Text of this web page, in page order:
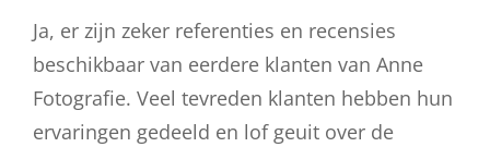
Ja, er zijn zeker referenties en recensies
beschikbaar van eerdere klanten van Anne
Fotografie. Veel tevreden klanten hebben hun
ervaringen gedeeld en lof geuit over de